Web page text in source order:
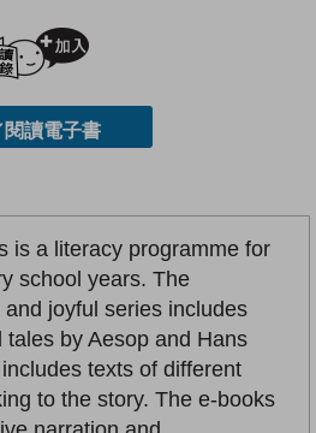
閱讀電子書
is a literacy programme for
school years. The
joyful series includes
by Aesop and Hans
texts of different
to the story. The e-books